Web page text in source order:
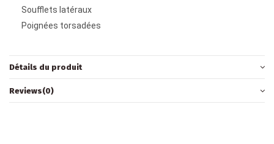
Soufflets latéraux
Poignées torsadées
Détails du produit
Reviews(0)